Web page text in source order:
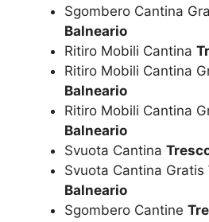
Sgombero Cantina
Balneario
Ritiro Mobili Cantina
Ritiro Mobili Cantina
Balneario
Ritiro Mobili Cantina
Balneario
Svuota Cantina
Svuota Cantina Gratis
Balneario
Sgombero Cantine